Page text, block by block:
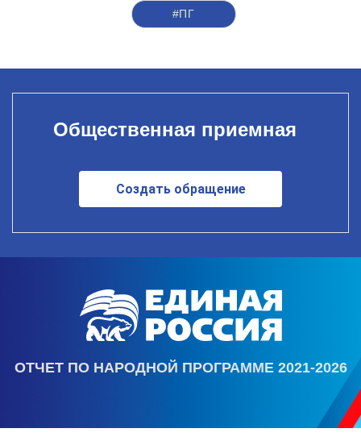
#ПГ
Общественная приемная
Создать обращение
ОТЧЕТ ПО НАРОДНОЙ ПРОГРАММЕ 2021-2026